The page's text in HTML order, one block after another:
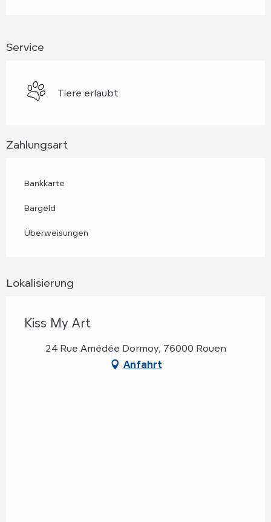
Service
Tiere erlaubt
Zahlungsart
Bankkarte
Bargeld
Überweisungen
Lokalisierung
Kiss My Art
24 Rue Amédée Dormoy, 76000 Rouen
Anfahrt